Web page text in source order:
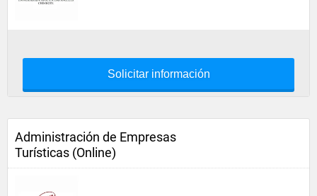
Solicitar información
Administración de Empresas
Turísticas (Online)